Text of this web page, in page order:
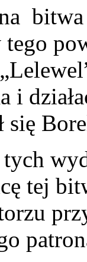
tego
i
się
tej